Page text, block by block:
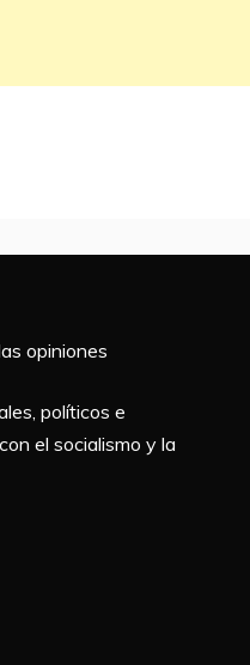
opiniones
políticos e
el socialismo y la